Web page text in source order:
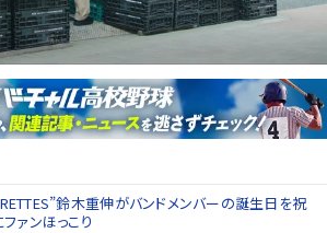
鈴木重伸がバンドメンバーの誕生日を祝
ァンほっこり